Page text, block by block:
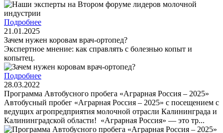
Подробнее
21.01.2025
Зачем нужен коровам врач-ортопед?
Экспертное мнение: как справлять с болезнью копыт и
копытец.
Подробнее
28.03.2022
Программа Автобусного пробега «Аграрная Россия – 2025»
Автобусный пробег «Аграрная Россия – 2025» с посещением с
ведущих агропредприятия молочной отрасли Калининграда и
Калининградской области! «Аграрная Россия» — это тр...